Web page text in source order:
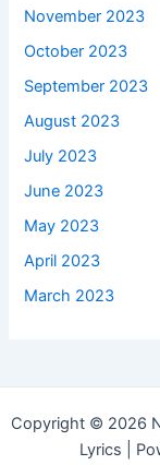
November 2023
October 2023
September 2023
August 2023
July 2023
June 2023
May 2023
April 2023
March 2023
Copyright © 2026
Lyrics |